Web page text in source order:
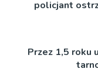
policjant
Przez 1,5 roku